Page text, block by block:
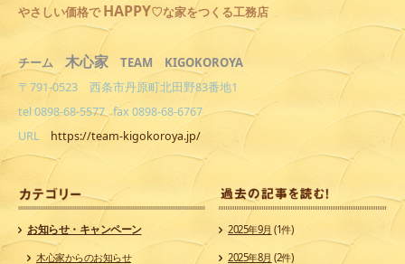
やさしい価格でHAPPY♡な家をつくる工務店
チーム 木心家 TEAM KIGOKOROYA
〒791-0523 西条市丹原町北田野83番地1
tel 0898-68-5577 fax 0898-68-6767
URL https://team-kigokoroya.jp/
お知らせ・キャンペーン
木心家からのお知らせ
2025年9月 (1件)
2025年8月 (2件)